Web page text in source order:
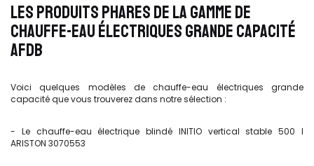
LES PRODUITS PHARES DE LA GAMME DE
CHAUFFE-EAU ÉLECTRIQUES GRANDE CAPACITÉ
AFDB
Voici quelques modèles de chauffe-eau électriques grande
capacité que vous trouverez dans notre sélection :
- Le chauffe-eau électrique blindé INITIO vertical stable 500 l
ARISTON 3070553